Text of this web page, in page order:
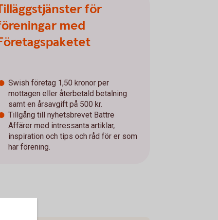
för
med
Swish företag 1,50 kronor per
mottagen eller återbetald betalning
samt en årsavgift på 500 kr.
Tillgång till nyhetsbrevet Bättre
Affärer med intressanta artiklar,
inspiration och tips och råd för er som
har förening.